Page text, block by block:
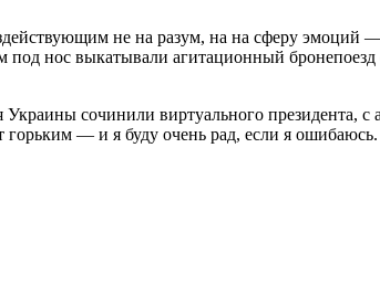
не на разум, на на сферу эмоций
под нос выкатывали агитационный
сочинили виртуального президента,
— и я буду очень рад, если я ошибаюсь.